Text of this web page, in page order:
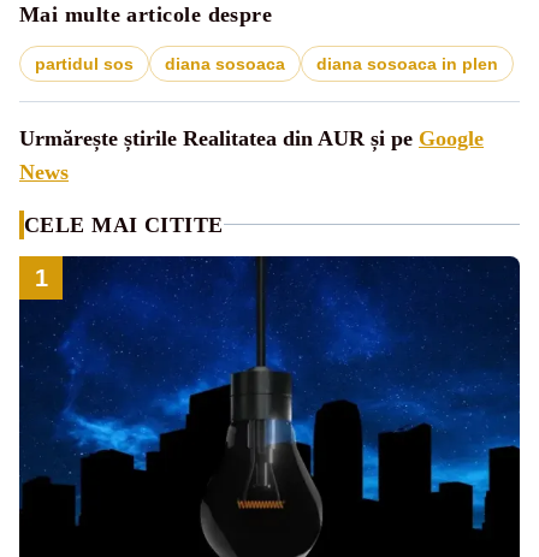
Mai multe articole despre
partidul sos diana sosoaca diana sosoaca in plen
Urmărește știrile Realitatea din AUR și pe Google
News
CELE MAI CITITE
1